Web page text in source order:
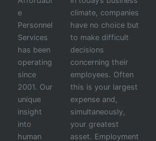
e
Personnel
Services
has been
operating
since
2001. Our
unique
insight
into
human
climate, companies
have no choice but
to make difficult
decisions
concerning their
employees. Often
this is your largest
expense and,
simultaneously,
your greatest
asset. Employment